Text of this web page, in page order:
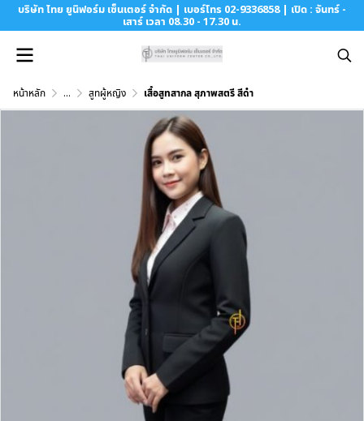
บริษัท ไทย ยูนิฟอร์ม เซ็นเตอร์ จำกัด | เบอร์โทร 02-9336858 | เปิด : จันทร์ -
เสาร์ เวลา 08.30 - 17.30 น.
หน้าหลัก ... สูทผู้หญิง เสื้อสูทสากล สุภาพสตรี สีดำ